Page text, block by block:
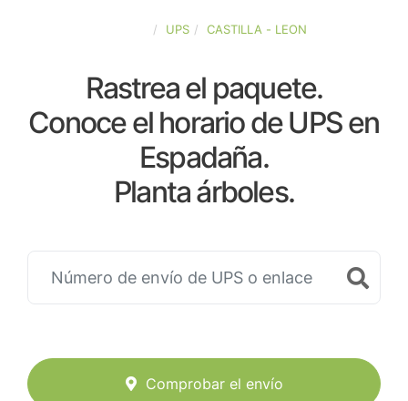
UPS CASTILLA - LEON
Rastrea el paquete.
Conoce el horario de UPS en
Espadaña.
Planta árboles.
Comprobar el envío